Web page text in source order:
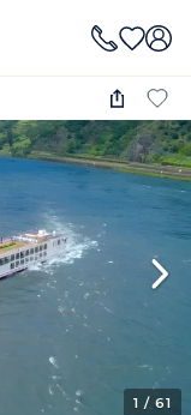
1 / 61